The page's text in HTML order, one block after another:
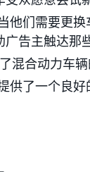
他们需要更
告主触达
混合动力车
供了一个良